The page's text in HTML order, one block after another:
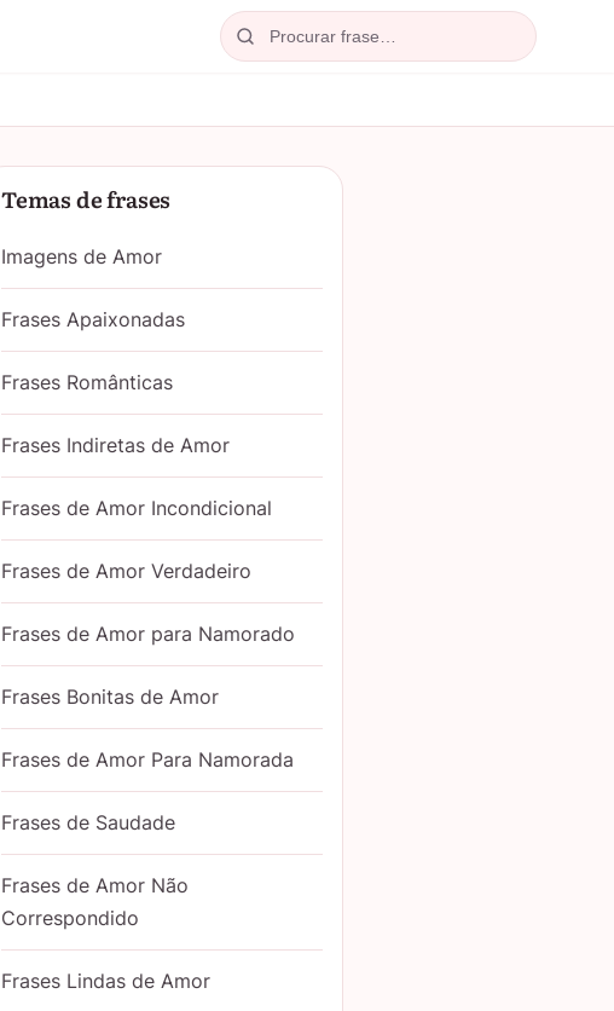
Temas de frases
Imagens de Amor
Frases Apaixonadas
Frases Românticas
Frases Indiretas de Amor
Frases de Amor Incondicional
Frases de Amor Verdadeiro
Frases de Amor para Namorado
Frases Bonitas de Amor
Frases de Amor Para Namorada
Frases de Saudade
Frases de Amor Não
Correspondido
Frases Lindas de Amor